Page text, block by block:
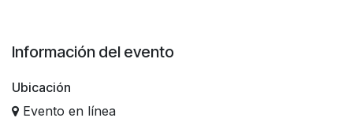
Información del evento
Ubicación
Evento en línea